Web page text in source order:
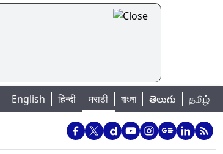
Madhur Satta Matka: मधूर सट्टा मटका बद्दल काही गोष्टी घ्या जाणून
English हिन्दी मराठी বাংলা తెలుగు தமிழ்